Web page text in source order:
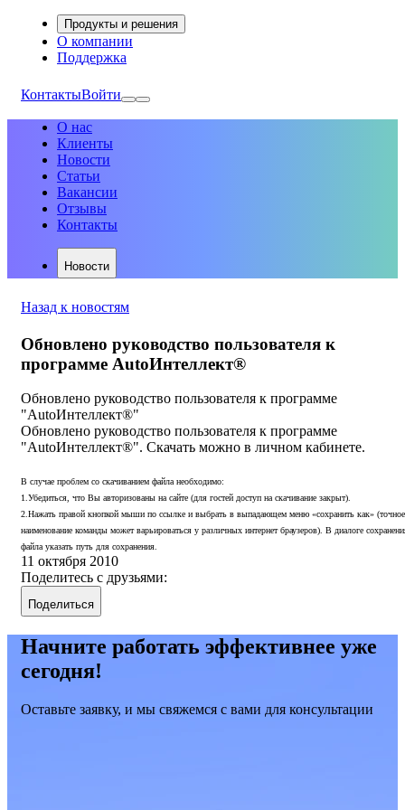
Продукты и решения
О компании
Поддержка
КонтактыВойти
О нас
Клиенты
Новости
Статьи
Вакансии
Отзывы
Контакты
Новости
Назад к новостям
Обновлено руководство пользователя к
программе AutoИнтеллект®
Обновлено руководство пользователя к программе
"AutoИнтеллект®"
Обновлено руководство пользователя к программе
"AutoИнтеллект®". Скачать можно в личном кабинете.
В случае проблем со скачиванием файла необходимо:
1.Убедиться, что Вы авторизованы на сайте (для гостей доступ на скачивание закрыт).
2.Нажать правой кнопкой мыши по ссылке и выбрать в выпадающем меню «сохранить как» (точное
наименование команды может варьироваться у различных интернет браузеров). В диалоге
файла указать путь для сохранения.
11 октября 2010
Поделитесь с друзьями:
Поделиться
Начните работать эффективнее уже
сегодня!
Оставьте заявку, и мы свяжемся с вами для консультации